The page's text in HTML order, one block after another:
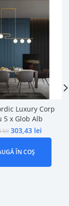
Luxury Corp
5 x Glob Alb
lei 303,43 lei
ÎN COȘ